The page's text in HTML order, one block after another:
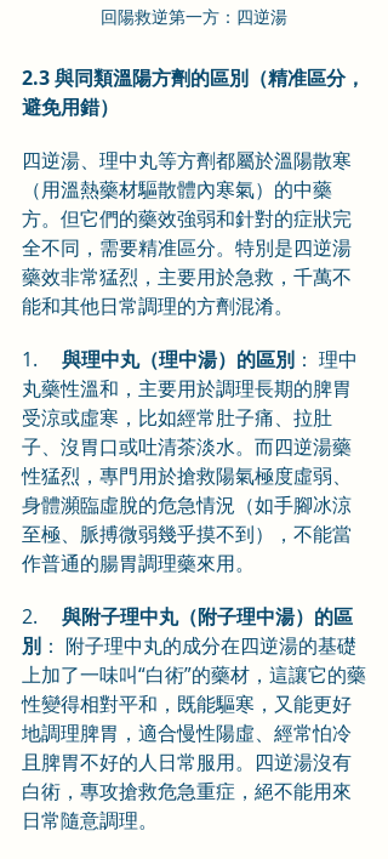
回陽救逆第一方：四逆湯
2.3 與同類溫陽方劑的區別（精准區分，
避免用錯）
四逆湯、理中丸等方劑都屬於溫陽散寒
（用溫熱藥材驅散體內寒氣）的中藥
方。但它們的藥效強弱和針對的症狀完
全不同，需要精准區分。特別是四逆湯
藥效非常猛烈，主要用於急救，千萬不
能和其他日常調理的方劑混淆。
1. 與理中丸（理中湯）的區別 ： 理中
丸藥性溫和，主要用於調理長期的脾胃
受涼或虛寒，比如經常肚子痛、拉肚
子、沒胃口或吐清茶淡水。而四逆湯藥
性猛烈，專門用於搶救陽氣極度虛弱、
身體瀕臨虛脫的危急情況（如手腳冰涼
至極、脈搏微弱幾乎摸不到），不能當
作普通的腸胃調理藥來用。
2. 與附子理中丸（附子理中湯）的區
別 ： 附子理中丸的成分在四逆湯的基礎
上加了一味叫“白術”的藥材，這讓它的藥
性變得相對平和，既能驅寒，又能更好
地調理脾胃，適合慢性陽虛、經常怕冷
且脾胃不好的人日常服用。四逆湯沒有
白術，專攻搶救危急重症，絕不能用來
日常隨意調理。